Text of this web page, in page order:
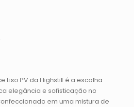
Liso PV da Highstill é a escolha
elegância e sofisticação no
em uma mistura de